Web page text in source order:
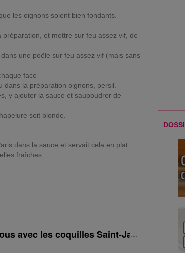
les oignons soient bien fondants.
et mettre sur feu assez vif, de
une poêle sur feu assez vif (mais sans
face
la préparation oignons, persil.
y ajouter la sauce et saupoudrer de
soit blonde.
dans la sauce et servait cela en plat
fraîches.
avec les coquilles Saint-Jacques